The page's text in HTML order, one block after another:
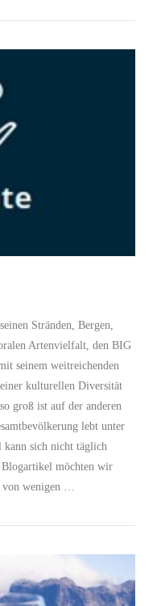
Stränden, Bergen,
Artenvielfalt, den BIG
seinem weitreichenden
kulturellen Diversität
groß ist auf der anderen
lebt unter
sich nicht täglich
Blogartikel möchten wir
von wenigen …